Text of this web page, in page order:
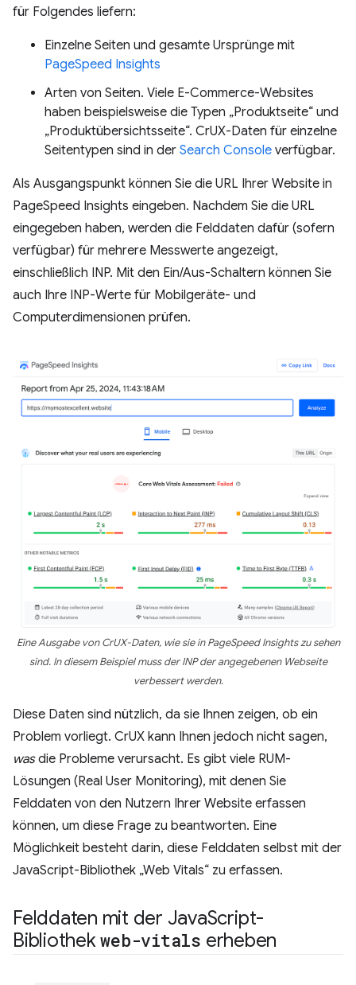
für Folgendes liefern:
Einzelne Seiten und gesamte Ursprünge mit
PageSpeed Insights
Arten von Seiten. Viele E-Commerce-Websites
haben beispielsweise die Typen „Produktseite“ und
„Produktübersichtsseite“. CrUX-Daten für einzelne
Seitentypen sind in der Search Console verfügbar.
Als Ausgangspunkt können Sie die URL Ihrer Website in
PageSpeed Insights eingeben. Nachdem Sie die URL
eingegeben haben, werden die Felddaten dafür (sofern
verfügbar) für mehrere Messwerte angezeigt,
einschließlich INP. Mit den Ein/Aus-Schaltern können Sie
auch Ihre INP-Werte für Mobilgeräte- und
Computerdimensionen prüfen.
Eine Ausgabe von CrUX-Daten, wie sie in PageSpeed Insights zu sehen
sind. In diesem Beispiel muss der INP der angegebenen Webseite
verbessert werden.
Diese Daten sind nützlich, da sie Ihnen zeigen, ob ein
Problem vorliegt. CrUX kann Ihnen jedoch nicht sagen,
wasdie Probleme verursacht. Es gibt viele RUM-
Lösungen (Real User Monitoring), mit denen Sie
Felddaten von den Nutzern Ihrer Website erfassen
können, um diese Frage zu beantworten. Eine
Möglichkeit besteht darin, diese Felddaten selbst mit der
JavaScript-Bibliothek „Web Vitals“ zu erfassen.
Felddaten mit der JavaScript-
Bibliothekweb-vitals erheben